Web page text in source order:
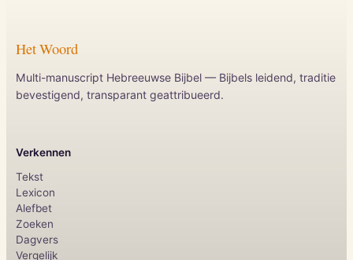
Het Woord
Multi-manuscript Hebreeuwse Bijbel — Bijbels leidend, traditie
bevestigend, transparant geattribueerd.
Verkennen
Tekst
Lexicon
Alefbet
Zoeken
Dagvers
Vergelijk